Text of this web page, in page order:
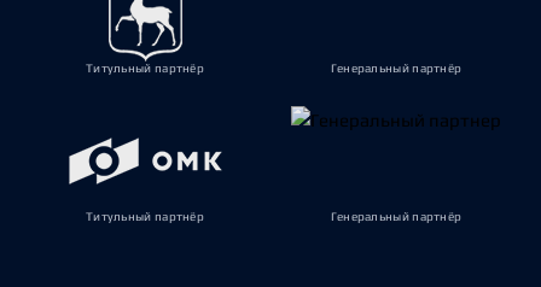
Титульный партнёр Генеральный партнёр
Титульный партнёр Генеральный партнёр